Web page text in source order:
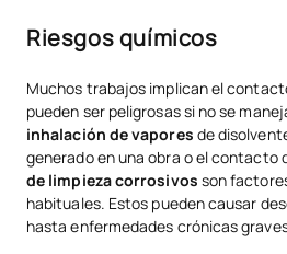
Riesgos químicos
Muchos trabajos implican el
pueden ser peligrosas si no se
inhalación de vapores de
generado en una obra o el contacto
de limpieza corrosivos son
habituales. Estos pueden causar
hasta enfermedades crónicas